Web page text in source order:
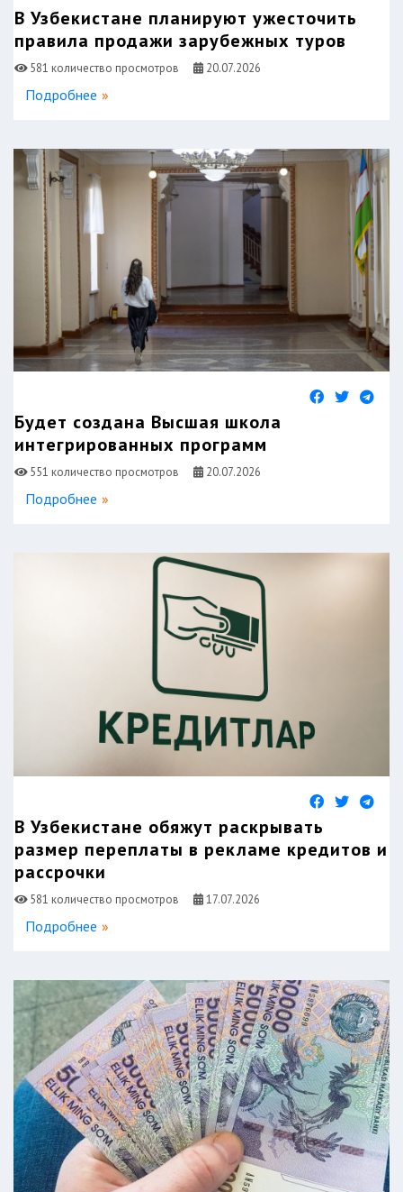
В Узбекистане планируют ужесточить
правила продажи зарубежных туров
581 количество просмотров 20.07.2026
Подробнее
Будет создана Высшая школа
интегрированных программ
551 количество просмотров 20.07.2026
Подробнее
В Узбекистане обяжут раскрывать
размер переплаты в рекламе кредитов и
рассрочки
581 количество просмотров 17.07.2026
Подробнее